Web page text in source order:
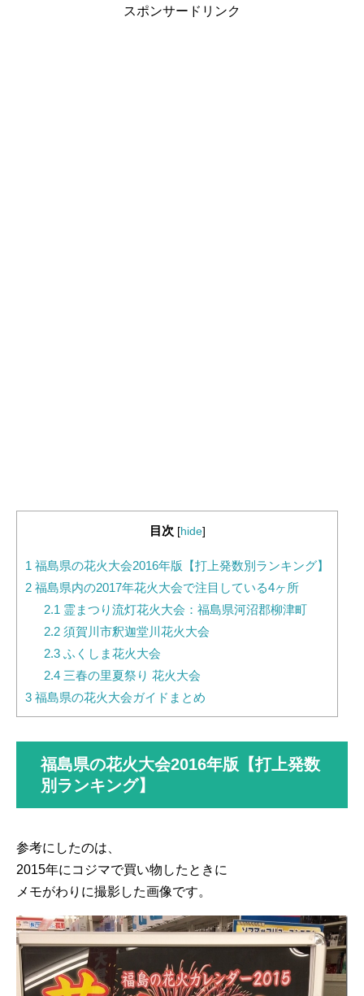
スポンサードリンク
目次 [hide]
1 福島県の花火大会2016年版【打上発数別ランキング】
2 福島県内の2017年花火大会で注目している4ヶ所
2.1 霊まつり流灯花火大会：福島県河沼郡柳津町
2.2須賀川市釈迦堂川花火大会
2.3ふくしま花火大会
2.4三春の里夏祭り 花火大会
3 福島県の花火大会ガイドまとめ
福島県の花火大会2016年版【打上発数
別ランキング】
参考にしたのは、
2015年にコジマで買い物したときに
メモがわりに撮影した画像です。